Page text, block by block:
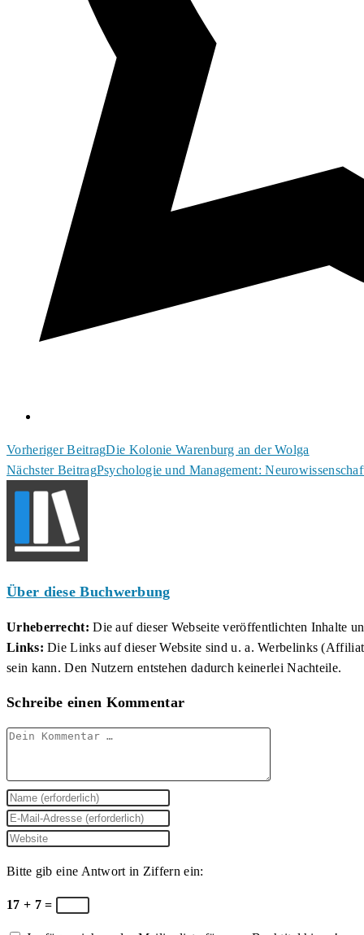
Weitere
Artikel
ansehen
Vorheriger BeitragDie Kolonie Warenburg an der Wolga
Nächster BeitragPsychologie und Management:
Über diese Buchwerbung
Urheberrecht: Die auf dieser Webseite veröffentlichten Inhalte
Links: Die Links auf dieser Website sind u. a. Werbelinks
sein kann. Den Nutzern entstehen dadurch keinerlei Nachteile.
Schreibe einen Kommentar
Kommentar
Gib
deinen
Namen
Benutzernamen
zum
Kommentieren
Gib
deine
Mail-
Adresse
Gib
Website-
URL
Bitte gib eine Antwort in Ziffern ein:
17 + 7 =